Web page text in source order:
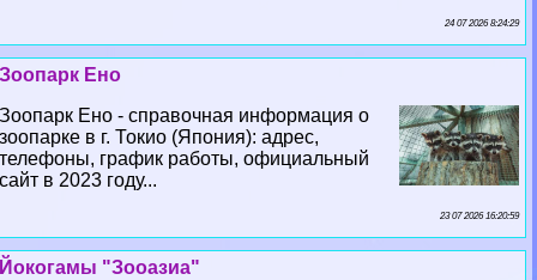
24 07 2026 8:24:29
Зоопарк Ено
Зоопарк Ено - справочная информация о
зоопарке в г. Токио (Япония): адрес,
телефоны, график работы, официальный
сайт в 2023 году...
23 07 2026 16:20:59
Йокогамы "Зооазиа"